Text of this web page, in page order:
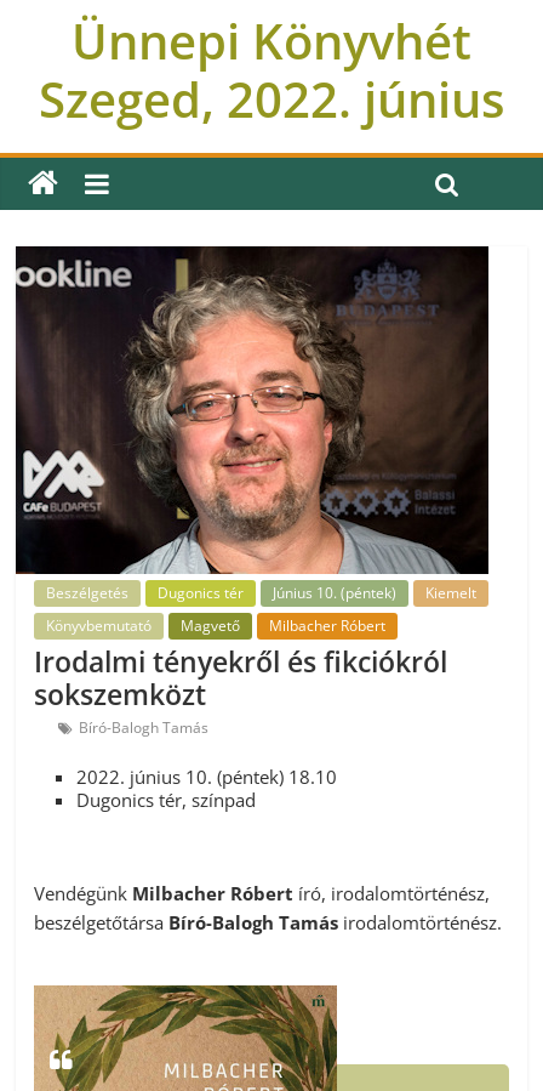
Ünnepi Könyvhét
Szeged, 2022. június
Beszélgetés Dugonics tér Június 10. (péntek)
Kiemelt
Könyvbemutató
Magvető Milbacher Róbert
Irodalmi tényekről és fikciókról
sokszemközt
Bíró-Balogh Tamás
2022. június 10. (péntek) 18.10
Dugonics tér, színpad
Vendégünk Milbacher Róbert író, irodalomtörténész,
beszélgetőtársa Bíró-Balogh Tamás irodalomtörténész.